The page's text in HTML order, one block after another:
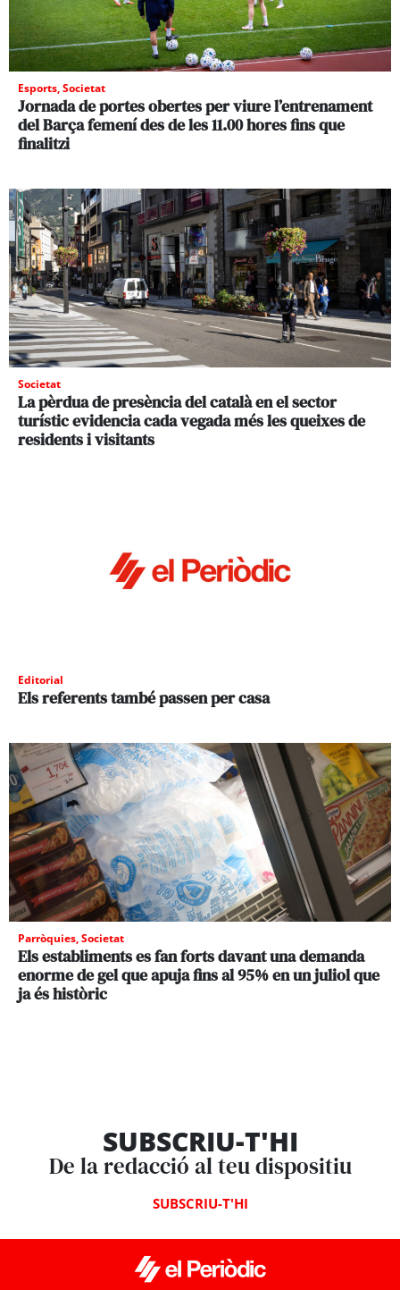
Esports,Societat
Jornada de portes obertes per viure l’entrenament
del Barça femení des de les 11.00 hores fins que
finalitzi
Societat
La pèrdua de presència del català en el sector
turístic evidencia cada vegada més les queixes de
residents i visitants
Editorial
Els referents també passen per casa
Parròquies,Societat
Els establiments es fan forts davant una demanda
enorme de gel que apuja fins al 95% en un juliol que
ja és històric
SUBSCRIU-T'HI
De la redacció al teu dispositiu
SUBSCRIU-T'HI